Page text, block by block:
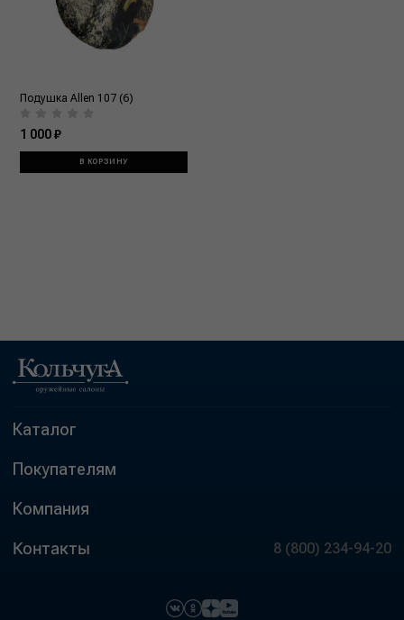
Подушка Allen 107 (6)
1 000 ₽
В КОРЗИНУ
Каталог
Покупателям
Компания
Контакты 8 (800) 234-94-20